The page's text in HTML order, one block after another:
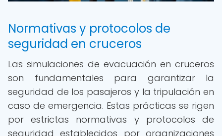
Normativas y protocolos de
seguridad en cruceros
Las simulaciones de evacuación en cruceros
son fundamentales para garantizar la
seguridad de los pasajeros y la tripulación en
caso de emergencia. Estas prácticas se rigen
por estrictas normativas y protocolos de
seguridad establecidos por organizaciones